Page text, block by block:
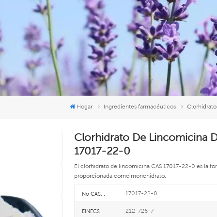
Hogar Ingredientes farmacéuticos
Clorhidrato De Lincomicina
17017-22-0
El clorhidrato de lincomicina CAS 17017-22-0 es la
proporcionada como monohidrato.
No CAS. : 17017-22-0
EINECS : 212-726-7